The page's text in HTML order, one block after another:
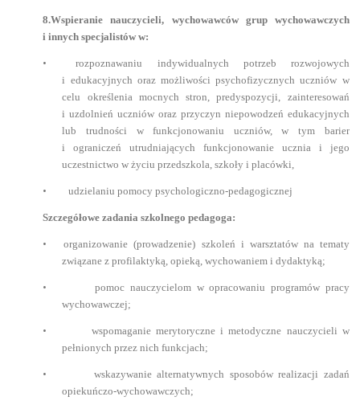
8.Wspieranie nauczycieli, wychowawców grup wychowawczych
i innych specjalistów w:
•rozpoznawaniu indywidualnych potrzeb rozwojowych
i edukacyjnych oraz możliwości psychofizycznych uczniów w
celu określenia mocnych stron, predyspozycji, zainteresowań
i uzdolnień uczniów oraz przyczyn niepowodzeń edukacyjnych
lub trudności w funkcjonowaniu uczniów, w tym barier
i ograniczeń utrudniających funkcjonowanie ucznia i jego
uczestnictwo w życiu przedszkola, szkoły i placówki,
•udzielaniu pomocy psychologiczno-pedagogicznej
Szczegółowe zadania szkolnego pedagoga:
•organizowanie (prowadzenie) szkoleń i warsztatów na tematy
związane z profilaktyką, opieką, wychowaniem i dydaktyką;
•pomoc nauczycielom w opracowaniu programów pracy
wychowawczej;
•
wspomaganie merytoryczne i metodyczne nauczycieli w
pełnionych przez nich funkcjach;
•
wskazywanie alternatywnych sposobów realizacji zadań
opiekuńczo-wychowawczych;